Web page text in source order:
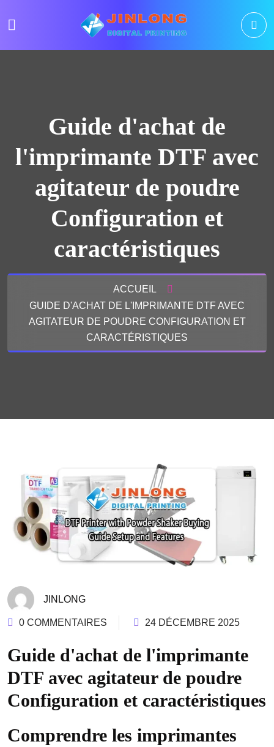
Guide d'achat de
l'imprimante DTF avec
agitateur de poudre
Configuration et
caractéristiques
ACCUEIL
GUIDE D'ACHAT DE L'IMPRIMANTE DTF AVEC
AGITATEUR DE POUDRE CONFIGURATION ET
CARACTÉRISTIQUES
JINLONG
0 COMMENTAIRES 24 DÉCEMBRE 2025
Guide d'achat de l'imprimante
DTF avec agitateur de poudre
Configuration et caractéristiques
Comprendre les imprimantes